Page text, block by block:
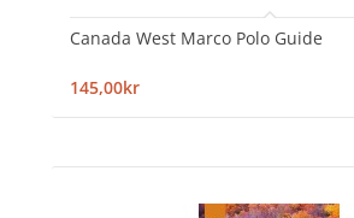
Canada West Marco Polo Guide
145,00kr